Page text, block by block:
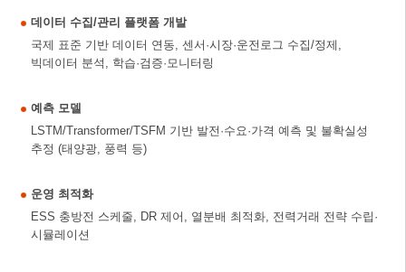
데이터 수집/관리 플랫폼 개발
국제 표준 기반 데이터 연동, 센서·시장·운전로그 수집/정제,
빅데이터 분석, 학습·검증·모니터링
예측 모델
LSTM/Transformer/TSFM 기반 발전·수요·가격 예측 및 불확실성
추정 (태양광, 풍력 등)
운영 최적화
ESS 충방전 스케줄, DR 제어, 열분배 최적화, 전력거래 전략 수립·
시뮬레이션